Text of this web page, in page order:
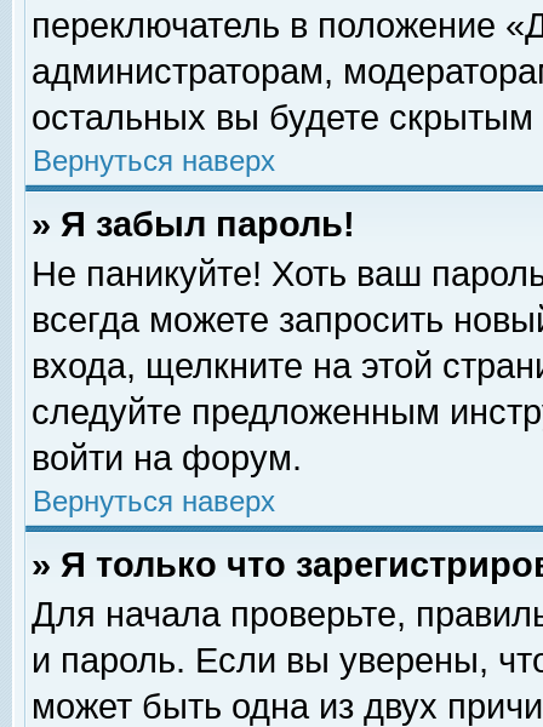
переключатель в положение
администраторам,
остальных вы будете скрытым
Вернуться наверх
» Я забыл пароль!
Не паникуйте! Хоть ваш
всегда можете запросить
входа, щелкните на этой
следуйте предложенным
войти на форум.
Вернуться наверх
» Я только что
Для начала проверьте,
и пароль. Если вы уверены,
может быть одна из двух